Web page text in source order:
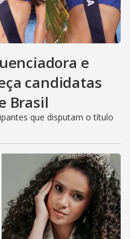
e
candidatas
Brasil
que disputam o título